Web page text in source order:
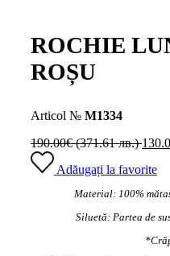
ROCHIE
ROȘU
Articol № M1334
190.00€ (371.61 лв.)
Adăugați la favorite
Material: 100%
Siluetă: Partea de